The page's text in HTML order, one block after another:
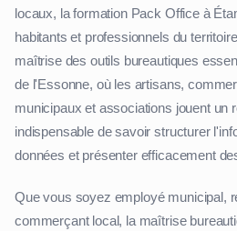
locaux, la formation Pack Office à
habitants et professionnels du
maîtrise des outils bureautiques
de l'Essonne, où les artisans,
municipaux et associations jouent un
indispensable de savoir structurer
données et présenter efficacement
Que vous soyez employé municipal,
commerçant local, la maîtrise